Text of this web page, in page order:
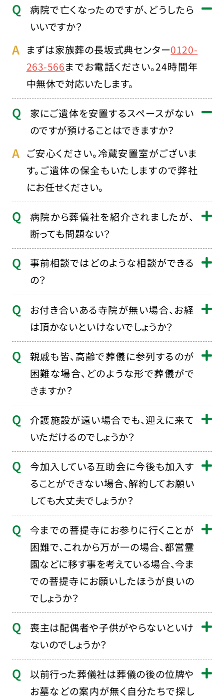
病院で亡くなったのですが、どうしたら
いいですか？
まずは家族葬の長坂式典センター0120-
263-566までお電話ください。24時間年
中無休で対応いたします。
家にご遺体を安置するスペースがない
のですが預けることはできますか？
ご安心ください。冷蔵安置室がございま
す。ご遺体の保全もいたしますので弊社
にお任せください。
病院から葬儀社を紹介されましたが、
断っても問題ない？
事前相談ではどのような相談ができる
の？
お付き合いある寺院が無い場合、お経
は頂かないといけないでしょうか？
親戚も皆、高齢で葬儀に参列するのが
困難な場合、どのような形で葬儀がで
きますか？
介護施設が遠い場合でも、迎えに来て
いただけるのでしょうか？
今加入している互助会に今後も加入す
ることができない場合、解約してお願い
しても大丈夫でしょうか？
今までの菩提寺にお参りに行くことが
困難で、これから万が一の場合、都営霊
園などに移す事を考えている場合、今ま
での菩提寺にお願いしたほうが良いの
でしょうか？
喪主は配偶者や子供がやらないといけ
ないのでしょうか？
以前行った葬儀社は葬儀の後の位牌や
お墓などの案内が無く自分たちで探し